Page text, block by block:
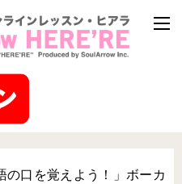
の口を覚えよう！」ボーカ